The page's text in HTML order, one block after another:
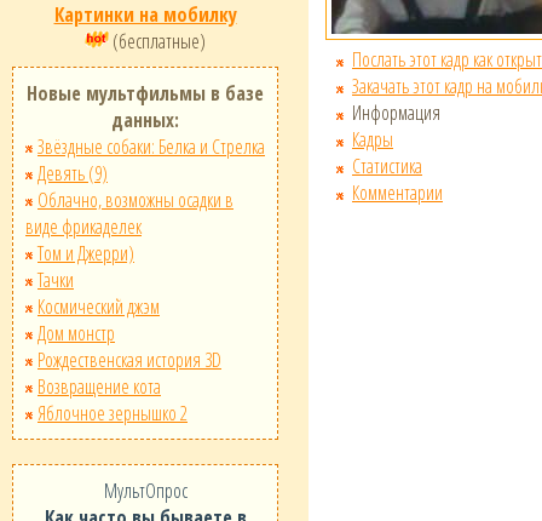
Картинки на мобилку
(бесплатные)
Новые мультфильмы в базе
данных:
Звёздные собаки: Белка и Стрелка
Девять (9)
Облачно, возможны осадки в
виде фрикаделек
Том и Джерри)
Тачки
Космический джэм
Дом монстр
Рождественская история 3D
Возвращение кота
Яблочное зернышко 2
МультОпрос
Послать этот кадр как
Закачать этот кадр на
Информация
Кадры
Статистика
Комментарии